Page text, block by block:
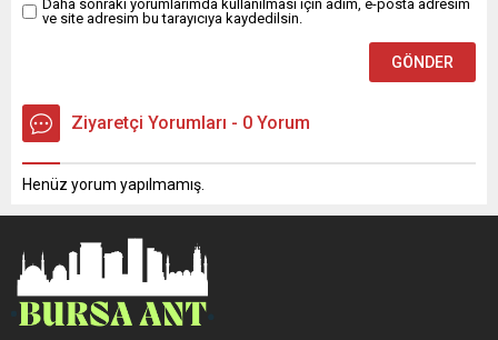
Daha sonraki yorumlarımda kullanılması için adım, e-posta adresim
ve site adresim bu tarayıcıya kaydedilsin.
Ziyaretçi Yorumları - 0 Yorum
Henüz yorum yapılmamış.